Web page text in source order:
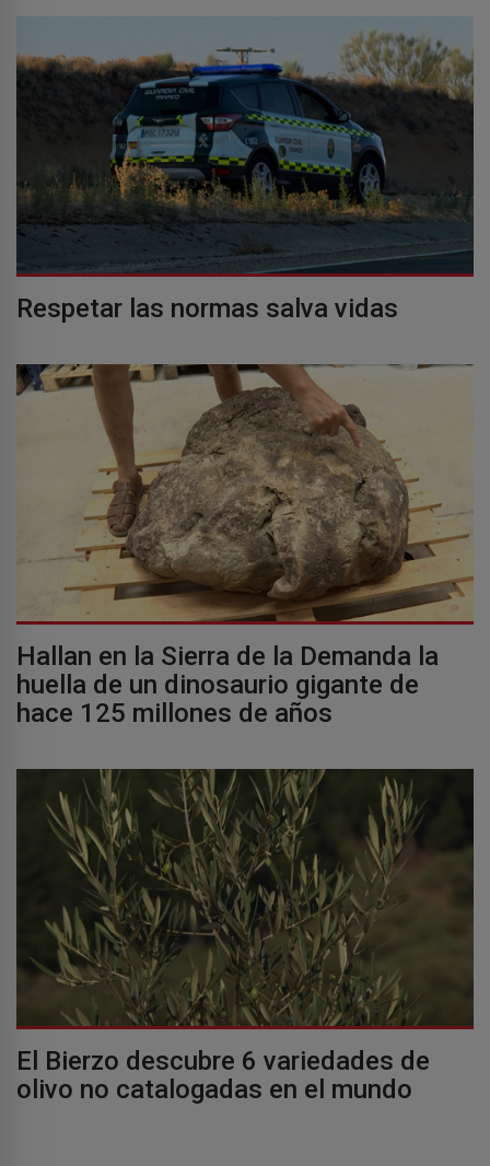
Respetar las normas salva vidas
Hallan en la Sierra de la Demanda la
huella de un dinosaurio gigante de
hace 125 millones de años
El Bierzo descubre 6 variedades de
olivo no catalogadas en el mundo